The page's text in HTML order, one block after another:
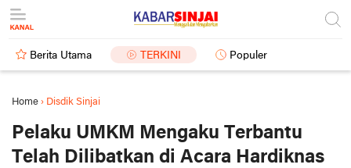
Berita Utama TERKINI Populer
Home › Disdik Sinjai
Pelaku UMKM Mengaku Terbantu
Telah Dilibatkan di Acara Hardiknas